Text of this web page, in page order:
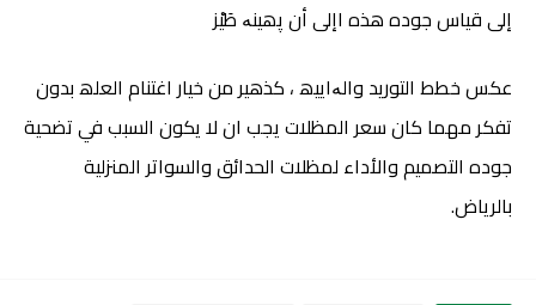
إلى قیاس جوده ھذه اإلى أن پھینە طَیْز
عکس خطط التورید والەاییھ ، کذھیر من خیار اغتنام العلھ بدون
تفکر مهما كان سعر المظلات یجب ان لا يكون السبب في تضحية
جوده التصميم والأداء لمظلات الحدائق والسواتر المنزلية
بالرياض.